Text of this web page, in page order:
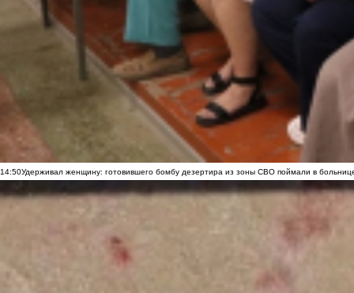
14:50Удерживал женщину: готовившего бомбу дезертира из зоны СВО поймали в